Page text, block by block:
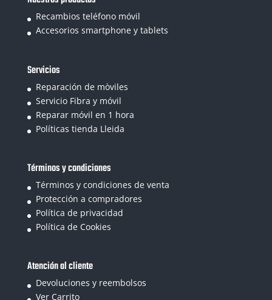
Recambios teléfono móvil
Accesorios smartphone y tablets
Servicios
Reparación de mòviles
Servicio Fibra y móvil
Reparar móvil en 1 hora
Políticas tienda Lleida
Términos y condiciones
Términos y condiciones de venta
Protección a compradores
Política de privacidad
Política de Cookies
Atención al cliente
Devoluciones y reembolsos
Ver Carrito